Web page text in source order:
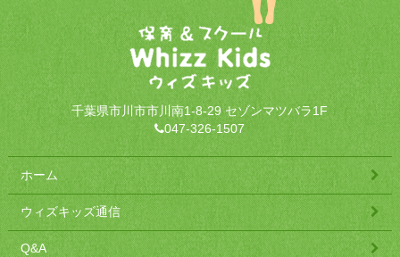
千葉県市川市市川南1-8-29 セゾンマツバラ1F
047-326-1507
ホーム
ウィズキッズ通信
Q&A